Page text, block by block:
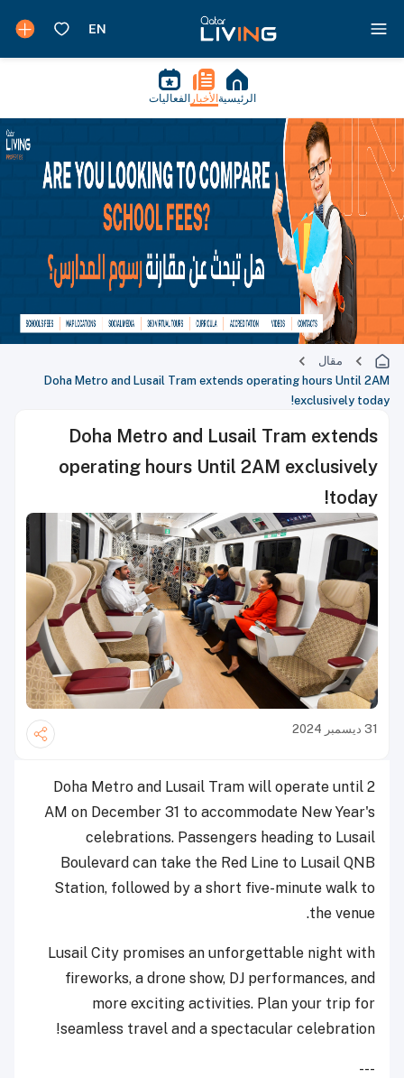
الرئيسية الأخبار الفعاليات
مقال
Doha Metro and Lusail Tram extends operating hours Until 2AM
exclusively today!
Doha Metro and Lusail Tram extends
operating hours Until 2AM exclusively
today!
31 ديسمبر 2024
Doha Metro and Lusail Tram will operate until 2
AM on December 31 to accommodate New Year's
celebrations. Passengers heading to Lusail
Boulevard can take the Red Line to Lusail QNB
Station, followed by a short five-minute walk to
the venue.
Lusail City promises an unforgettable night with
fireworks, a drone show, DJ performances, and
more exciting activities. Plan your trip for
seamless travel and a spectacular celebration!
---